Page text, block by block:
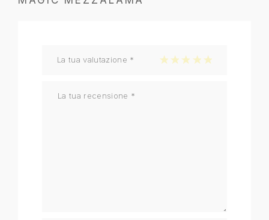
La tua valutazione * 1 stella su 5
2 stelle su 5
3 stelle su 5
4 stelle su 5